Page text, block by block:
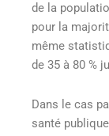
de la
pour la
même
de 35 à 80 %
Dans le cas
santé